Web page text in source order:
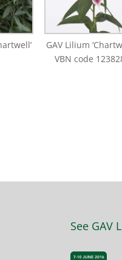
GAV Lilium
VBN code
See GAV